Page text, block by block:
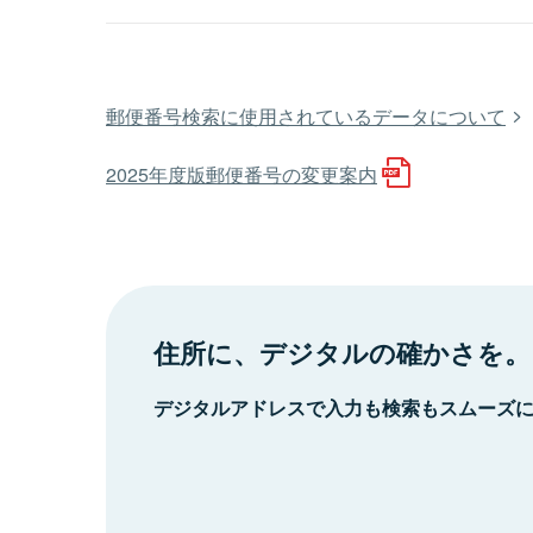
郵便番号検索に使用されているデータについて
2025年度版郵便番号の変更案内
住所に、デジタルの確かさを。
デジタルアドレスで入力も検索もスムーズ